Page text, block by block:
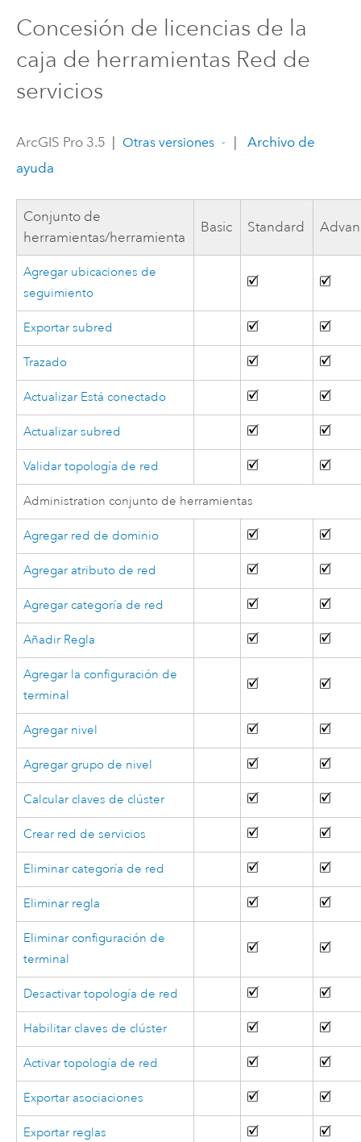
Concesión de licencias de la
caja de herramientas Red de
servicios
ArcGIS Pro 3.5 | Otras versiones |
Archivo de
ayuda
Conjunto de
herramientas/herramienta
Basic Standard
Agregar ubicaciones de
seguimiento
Exportar subred
Trazado
Actualizar Está conectado
Actualizar subred
Validar topología de red
Administration conjunto de herramientas
Agregar red de dominio
Agregar atributo de red
Agregar categoría de red
Añadir Regla
Agregar la configuración de
terminal
Agregar nivel
Agregar grupo de nivel
Calcular claves de clúster
Crear red de servicios
Eliminar categoría de red
Eliminar regla
Eliminar configuración de
terminal
Desactivar topología de red
Habilitar claves de clúster
Activar topología de red
Exportar asociaciones
Exportar reglas